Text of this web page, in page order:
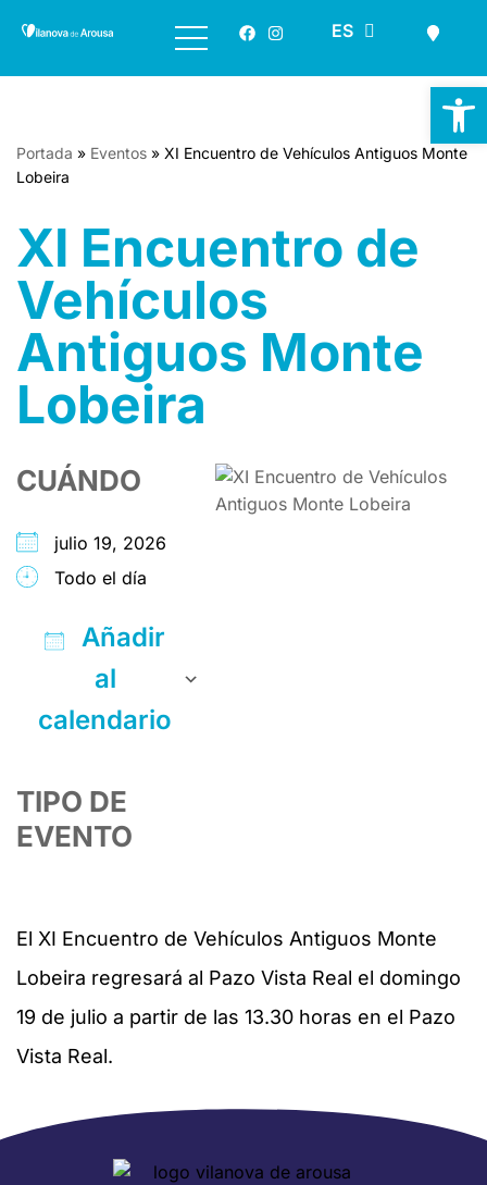
ES
EN
Portada » Eventos » XI Encuentro de Vehículos Antiguos Monte
Lobeira
XI Encuentro de
Vehículos
Antiguos Monte
Lobeira
CUÁNDO
julio 19, 2026
Todo el día
Añadir
al
calendario
TIPO DE
EVENTO
El XI Encuentro de Vehículos Antiguos Monte
Lobeira regresará al Pazo Vista Real el domingo
19 de julio a partir de las 13.30 horas en el Pazo
Vista Real.